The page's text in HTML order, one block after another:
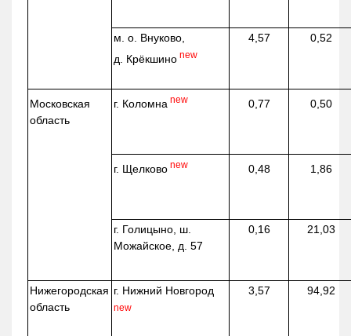
м. о. Внуково,
д. Крёкшино new
4,57 0,52
Московская
область
г. Коломна new 0,77 0,50
г. Щелково new 0,48 1,86
г. Голицыно, ш.
Можайское, д. 57
0,16 21,03
Нижегородская
область
г. Нижний Новгород
new
3,57 94,92